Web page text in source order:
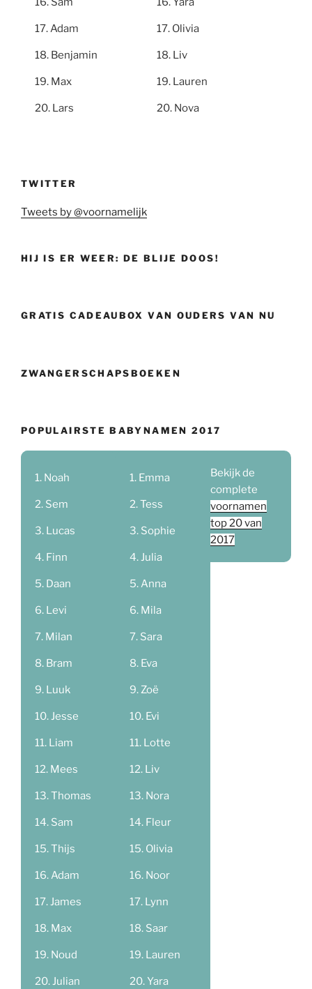
Adam
Benjamin
Max
Lars
Olivia
Liv
Lauren
Nova
TWITTER
Tweets by @voornamelijk
HIJ IS ER WEER: DE BLIJE DOOS!
GRATIS CADEAUBOX VAN OUDERS VAN NU
ZWANGERSCHAPSBOEKEN
POPULAIRSTE BABYNAMEN 2017
Noah
Sem
Lucas
Finn
Daan
Levi
Milan
Bram
Luuk
Jesse
Liam
Mees
Thomas
Sam
Thijs
Adam
James
Max
Noud
Julian
Emma
Tess
Sophie
Julia
Anna
Mila
Sara
Eva
Zoë
Evi
Lotte
Liv
Nora
Fleur
Olivia
Noor
Lynn
Saar
Lauren
Yara
Bekijk de
complete
voornamen
top 20 van
2017